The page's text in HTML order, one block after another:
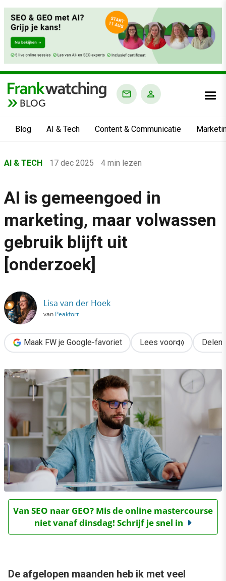
BLOG
Blog AI & Tech Content & Communicatie
›
›
AI & Tech
AI is gemeengoed in marketing, maar volwassen gebruik blijft
AI & TECH 17 dec 2025 4 min lezen
AI is gemeengoed in
marketing, maar volwassen
gebruik blijft uit
[onderzoek]
Lisa van der Hoek
van Peakfort
Maak FW je Google-favoriet Lees voor Delen
Van SEO naar GEO? Mis de online mastercourse
niet vanaf dinsdag! Schrijf je snel in
De afgelopen maanden heb ik met veel